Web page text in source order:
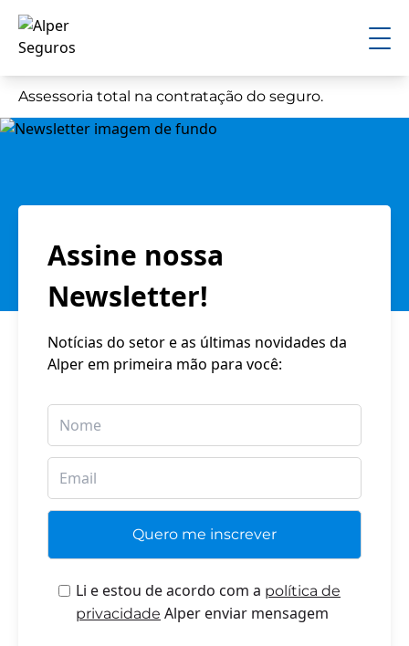
Assessoria total na contratação do seguro.
Assine nossa
Newsletter!
Notícias do setor e as últimas novidades da
Alper em primeira mão para você:
Li e estou de acordo com a política de
privacidade Alper enviar mensagem